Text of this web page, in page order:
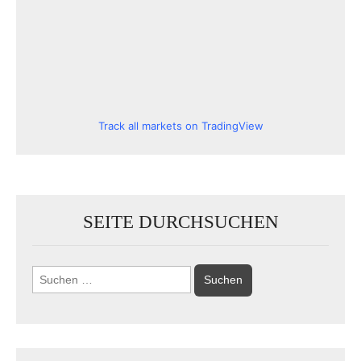
Track all markets on TradingView
SEITE DURCHSUCHEN
Suchen
nach: